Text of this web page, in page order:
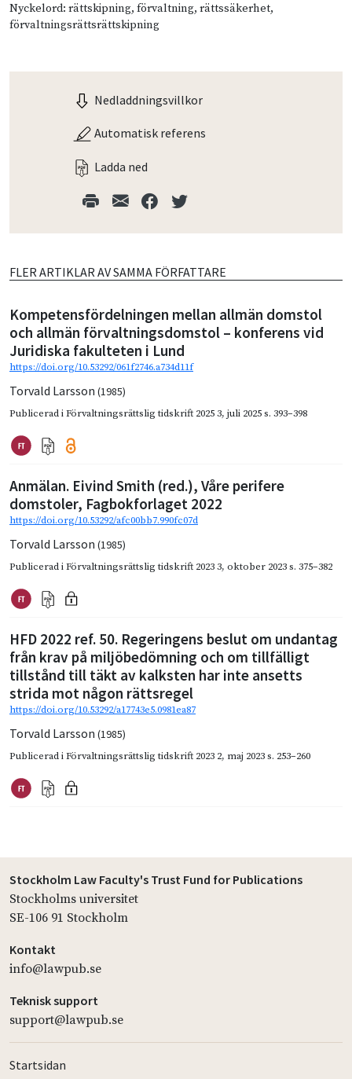
Nyckelord: rättskipning, förvaltning, rättssäkerhet,
förvaltningsrättsrättskipning
Nedladdningsvillkor
Automatisk referens
Ladda ned
FLER ARTIKLAR AV SAMMA FÖRFATTARE
Kompetensfördelningen mellan allmän domstol
och allmän förvaltningsdomstol – konferens vid
Juridiska fakulteten i Lund
https://doi.org/10.53292/061f2746.a734d11f
Torvald Larsson (1985)
Publicerad iFörvaltningsrättslig tidskrift 2025 3, juli 2025s. 393–398
Anmälan. Eivind Smith (red.), Våre perifere
domstoler, Fagbokforlaget 2022
https://doi.org/10.53292/afc00bb7.990fc07d
Torvald Larsson (1985)
Publicerad iFörvaltningsrättslig tidskrift 2023 3, oktober 2023s. 375–382
HFD 2022 ref. 50. Regeringens beslut om undantag
från krav på miljöbedömning och om tillfälligt
tillstånd till täkt av kalksten har inte ansetts
strida mot någon rättsregel
https://doi.org/10.53292/a17743e5.0981ea87
Torvald Larsson (1985)
Publicerad iFörvaltningsrättslig tidskrift 2023 2, maj 2023s. 253–260
Stockholm Law Faculty's Trust Fund for Publications
Stockholms universitet
SE-106 91 Stockholm
Kontakt
info@lawpub.se
Teknisk support
support@lawpub.se
Startsidan